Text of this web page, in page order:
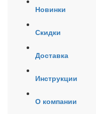
Новинки
Скидки
Доставка
Инструкции
О компании